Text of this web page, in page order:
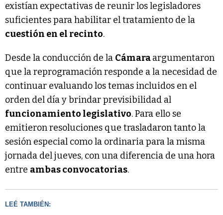
existían expectativas de reunir los legisladores
suficientes para habilitar el tratamiento de la
cuestión en el recinto.
Desde la conducción de la Cámaraargumentaron
que la reprogramación responde a la necesidad de
continuar evaluando los temas incluidos en el
orden del día y brindar previsibilidad al
funcionamiento legislativo. Para ello se
emitieron resoluciones que trasladaron tanto la
sesión especial como la ordinaria para la misma
jornada del jueves, con una diferencia de una hora
entre ambas convocatorias.
LEÉ TAMBIÉN: